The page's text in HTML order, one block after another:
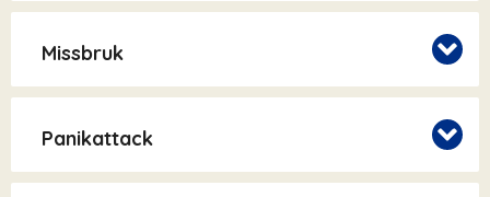
Missbruk
Panikattack